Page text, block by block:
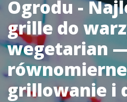
Ogrodu -
grille do
wegetarian
równomierne
grillowanie i